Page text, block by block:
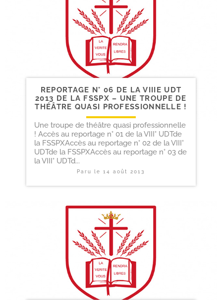
REPORTAGE N° 06 DE LA VIIIE UDT
2013 DE LA FSSPX – UNE TROUPE DE
THÉÂTRE QUASI PROFESSIONNELLE !
Une troupe de théâtre quasi professionnelle
! Accès au reportage n° 01 de la VIII° UDTde
la FSSPXAccès au reportage n° 02 de la VIII°
UDTde la FSSPXAccès au reportage n° 03 de
la VIII° UDTd...
Paru le14 août 2013